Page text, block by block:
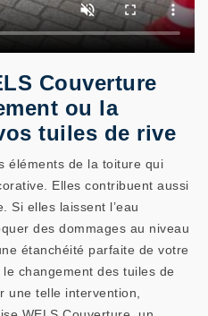
Couverture
ou la
tuiles de rive
éléments de la toiture qui
Elles contribuent aussi
Si elles laissent l’eau
des dommages au niveau
étanchéité parfaite de votre
changement des tuiles de
une telle intervention,